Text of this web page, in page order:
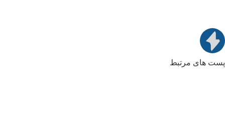
پست های مرتبط